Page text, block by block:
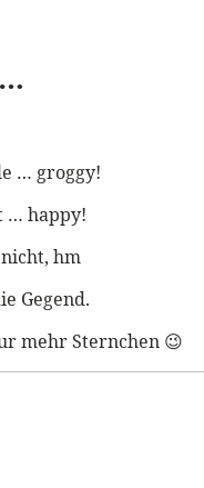
… groggy!
… happy!
hm
Gegend.
mehr Sternchen 😉